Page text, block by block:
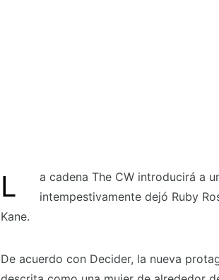
La cadena The CW introducirá a un nuevo personaje para cubrir el hueco que
intempestivamente dejó Ruby
Kane.
De acuerdo con Decider, la nueva